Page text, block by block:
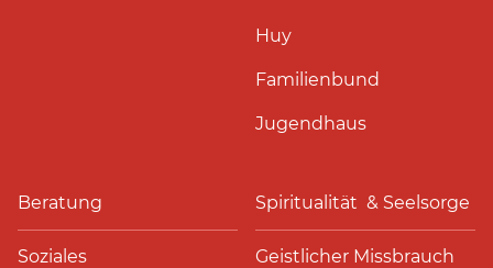
Huy
Familienbund
Jugendhaus
Beratung
Soziales
Spiritualität & Seelsorge
Geistlicher Missbrauch